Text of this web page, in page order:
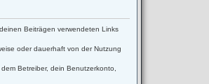
Beiträgen verwendeten Links
oder dauerhaft von der Nutzung
Betreiber, dein Benutzerkonto,